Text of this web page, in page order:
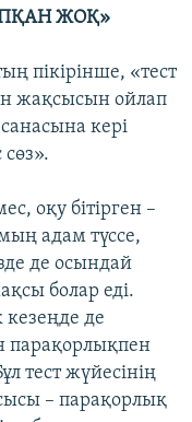
ЖОҚ»
пікірінше, «тест
жақсысын ойлап
кері
сөз».
оқу бітірген –
адам түссе,
де осындай
болар еді.
кезеңде де
парақорлықпен
тест жүйесінің
– парақорлық